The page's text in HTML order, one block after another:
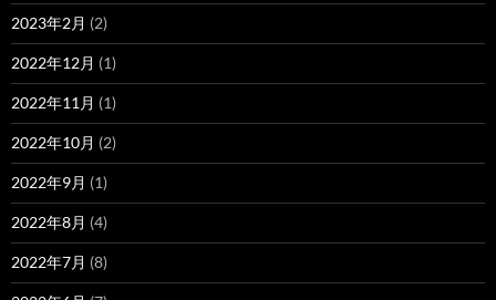
2023年2月 (2)
2022年12月 (1)
2022年11月 (1)
2022年10月 (2)
2022年9月 (1)
2022年8月 (4)
2022年7月 (8)